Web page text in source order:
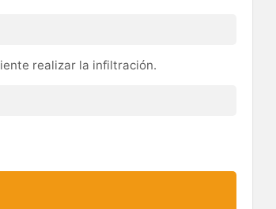
realizar la infiltración.